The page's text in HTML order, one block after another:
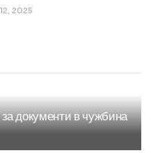
2025
документи в чужбина